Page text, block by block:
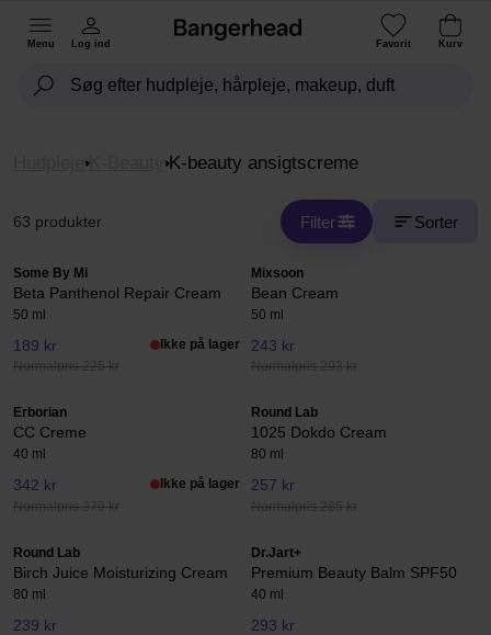
Menu Log ind Favorit Kurv
K-Beauty K-beauty ansigtscreme
63 produkter Filter Sorter
Some By Mi
Beta Panthenol Repair Cream
50 ml
189 kr
Normalpris 225 kr
Ikke på lager
Mixsoon
Bean Cream
50 ml
243 kr
Normalpris 293 kr
Erborian
CC Creme
40 ml
342 kr
Normalpris 379 kr
Ikke på lager
Round Lab
1025 Dokdo Cream
80 ml
257 kr
Normalpris 285 kr
Round Lab
Birch Juice Moisturizing Cream
80 ml
239 kr
Dr.Jart+
Premium Beauty Balm SPF50
40 ml
293 kr